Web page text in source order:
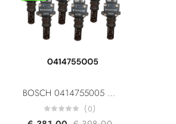
BOSCH 0414755005 0414755004 DAF 1379110 1392052 1340924 10445941 Fuel Unit Pump for DAF 95 XF/ 85 CF/ CF 75
(0)